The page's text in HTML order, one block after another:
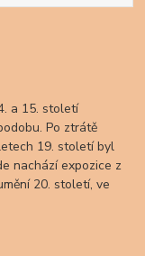
a 15. století
Po ztrátě
19. století byl
nachází expozice z
20. století, ve